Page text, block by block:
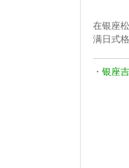
在银座
满日式
・ 银座